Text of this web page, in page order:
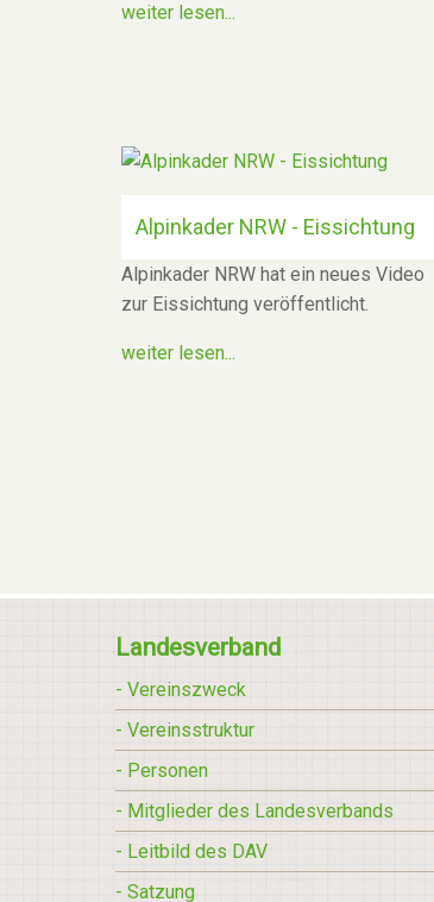
weiter lesen...
Alpinkader NRW - Eissichtung
Alpinkader NRW hat ein neues Video
zur Eissichtung veröffentlicht.
weiter lesen...
Landesverband
- Vereinszweck
- Vereinsstruktur
- Personen
- Mitglieder des Landesverbands
- Leitbild des DAV
- Satzung